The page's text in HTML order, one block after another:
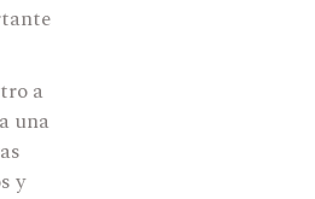
a
una
y